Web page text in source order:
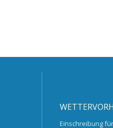
Einschreibung